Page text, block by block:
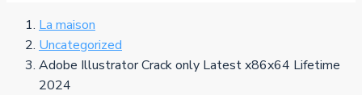
La maison
Uncategorized
Adobe Illustrator Crack only Latest x86x64 Lifetime
2024